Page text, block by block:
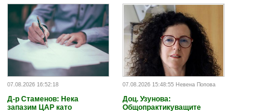
07.08.2026 16:52:18
Д-р Стаменов: Нека
запазим ЦАР като
07.08.2026 15:48:55 Невена Попова
Доц. Узунова:
Общопрактикуващите